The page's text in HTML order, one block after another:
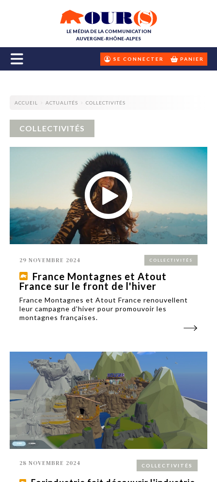
LE MÉDIA DE LA COMMUNICATION
AUVERGNE-RHÔNE-ALPES
SE CONNECTER PANIER
ACCUEIL ACTUALITÉS COLLECTIVITÉS
COLLECTIVITÉS
29 NOVEMBRE 2024 COLLECTIVITÉS
France Montagnes et Atout
France sur le front de l'hiver
France Montagnes et Atout France renouvellent
leur campagne d'hiver pour promouvoir les
montagnes françaises.
COLLECTIVITÉS
28 NOVEMBRE 2024